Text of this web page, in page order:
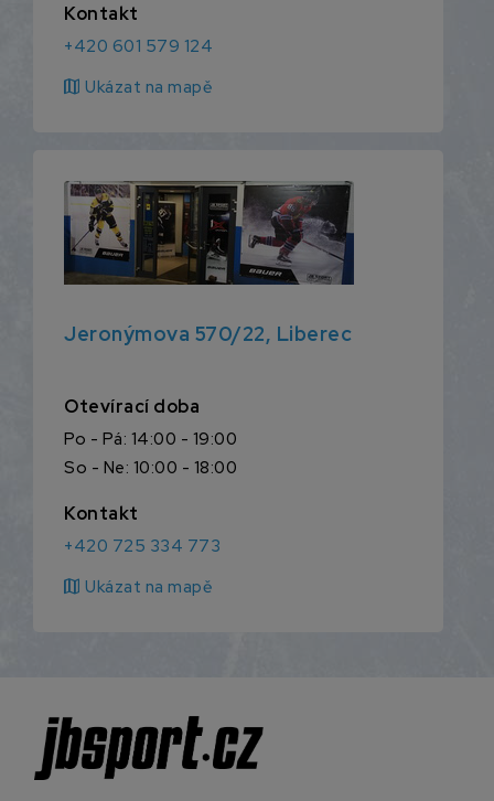
Kontakt
+420 601 579 124
map Ukázat na mapě
Jeronýmova 570/22, Liberec
Otevírací doba
Po - Pá: 14:00 - 19:00
So - Ne: 10:00 - 18:00
Kontakt
+420 725 334 773
map Ukázat na mapě